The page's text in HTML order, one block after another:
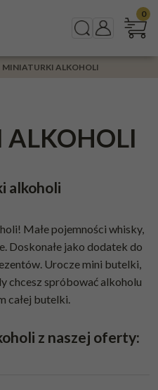
SzukajPanel
0
MINIATURKI ALKOHOLI
alkoholi
Małe pojemności whisky,
Doskonałe jako dodatek do
Urocze mini butelki,
chcesz spróbować alkoholu
całej butelki.
z naszej oferty: